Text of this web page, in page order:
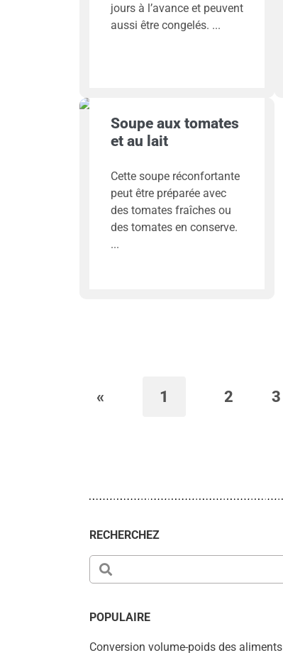
jours à l’avance et peuvent
aussi être congelés.
Soupe aux tomates
et au lait
Cette soupe réconfortante
peut être préparée avec
des tomates fraîches ou
des tomates en conserve.
« 1 2 3
RECHERCHEZ
POPULAIRE
Conversion volume-poids des aliments